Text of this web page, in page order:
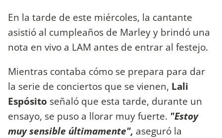
En la tarde de este miércoles, la cantante
asistió al cumpleaños de Marley y brindó una
nota en vivo a LAM antes de entrar al festejo.
Mientras contaba cómo se prepara para dar
la serie de conciertos que se vienen, Lali
Espósito señaló que esta tarde, durante un
ensayo, se puso a llorar muy fuerte. "Estoy
muy sensible últimamente", aseguró la